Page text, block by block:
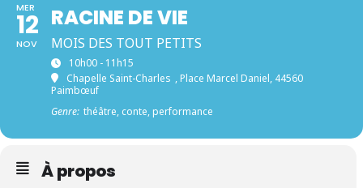
MER
12
NOV
RACINE DE VIE
MOIS DES TOUT PETITS
10h00 - 11h15
Chapelle Saint-Charles , Place Marcel Daniel, 44560
Paimbœuf
Genre: théâtre, conte, performance
À propos